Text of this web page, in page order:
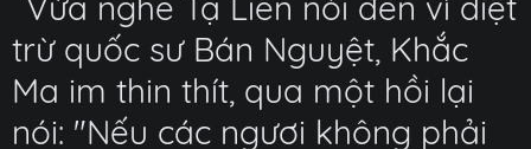
trừ quốc sư Bán Nguyệt, Khắc
Ma im thin thít, qua một hồi lại
nói: "Nếu các ngươi không phải